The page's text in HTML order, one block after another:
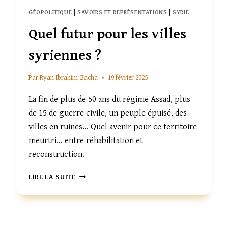
GÉOPOLITIQUE | SAVOIRS ET REPRÉSENTATIONS |SYRIE
Quel futur pour les villes
syriennes ?
ParRyan Ibrahim-Bacha 19 février 2025
La fin de plus de 50 ans du régime Assad, plus
de 15 de guerre civile, un peuple épuisé, des
villes en ruines… Quel avenir pour ce territoire
meurtri… entre réhabilitation et
reconstruction.
LIRE LA SUITEQUEL
POUR